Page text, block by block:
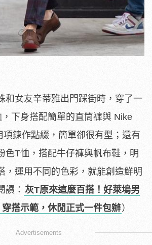
和女友辛蒂雅出門踩街時，穿了一
下身搭配簡單的直筒褲與 Nike
項鍊作點綴，簡單卻很有型；還有
色T恤，搭配牛仔褲與帆布鞋，明
，運用不同的色彩，就能創造鮮明
讀： 灰T原來這麼百搭！好萊塢男
搭示範，休閒正式一件包辦 ）
Advertisements